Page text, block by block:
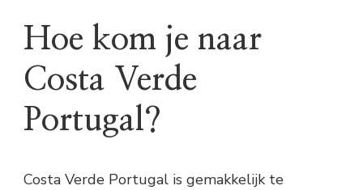
Hoe kom je naar
Costa Verde
Portugal?
Costa Verde Portugal is gemakkelijk te